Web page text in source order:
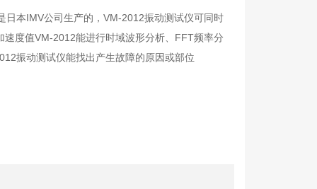
日本IMV公司生产的，VM-2012振动测试仪可同时
速度值VM-2012能进行时域波形分析、FFT频率分
振动测试仪能找出产生故障的原因或部位